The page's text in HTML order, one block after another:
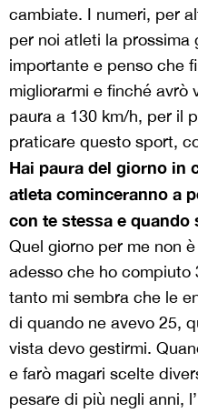
cambiate. I numeri, per
per noi atleti la prossima
importante e penso che
migliorarmi e finché avrò
paura a 130 km/h, per il
praticare questo sport,
Hai paura del giorno in
atleta cominceranno a
con te stessa e quando
Quel giorno per me non
adesso che ho compiuto
tanto mi sembra che le
di quando ne avevo 25,
vista devo gestirmi.
e farò magari scelte
pesare di più negli anni,